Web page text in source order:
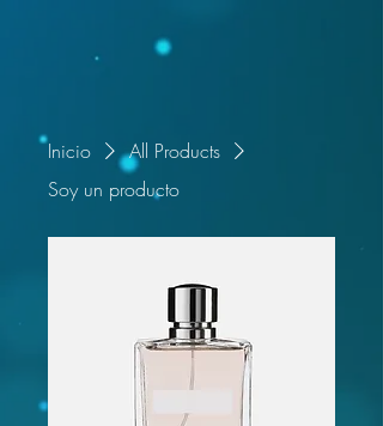
Inicio
All Products
Soy un producto